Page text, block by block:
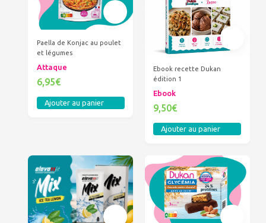
Paella de Konjac au poulet
et légumes
Attaque
6,95€
Ajouter au panier
Ebook recette Dukan
édition 1
Ebook
9,50€
Ajouter au panier